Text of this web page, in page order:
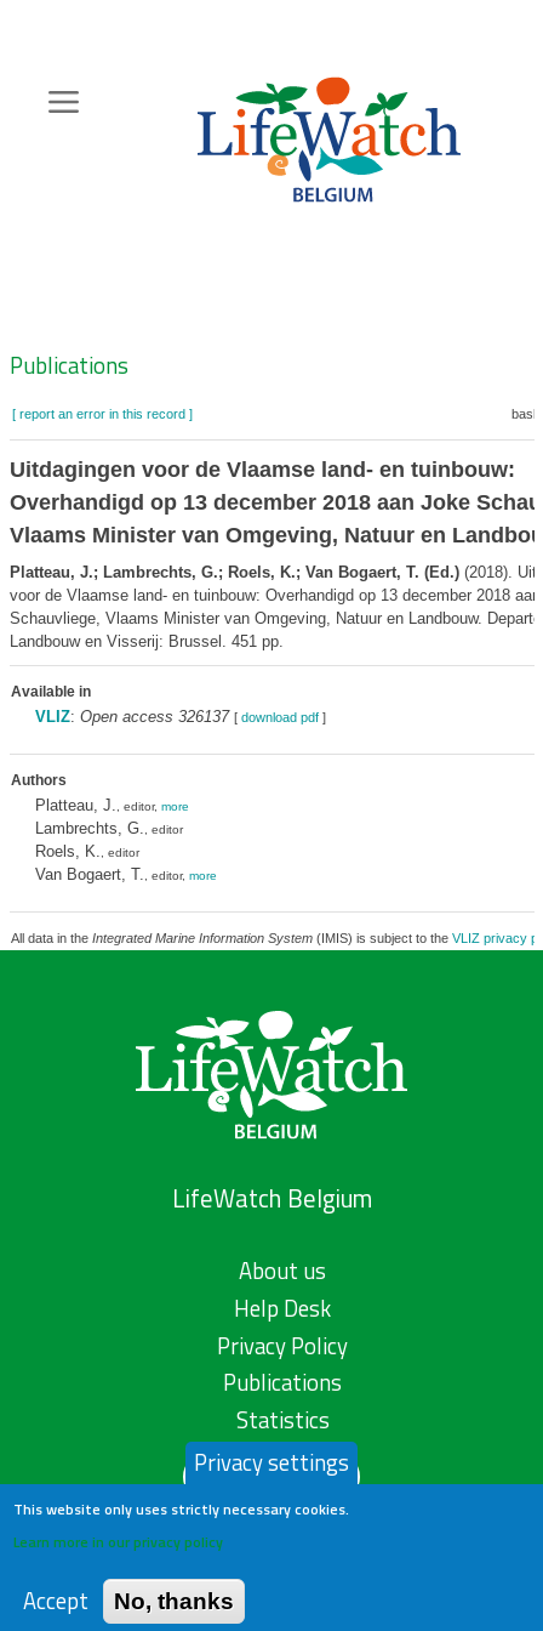
content
Zoeknavigatie
Publications
[ report an error in this record ]
Uitdagingen voor de Vlaamse land- en tuinbouw:
Overhandigd op 13 december 2018 aan Joke
Vlaams Minister van Omgeving, Natuur en
Platteau, J.; Lambrechts, G.; Roels, K.; Van Bogaert, T. (Ed.)(2018).
voor de Vlaamse land- en tuinbouw: Overhandigd op 13 december 2018
Schauvliege, Vlaams Minister van Omgeving, Natuur en Landbouw.
Landbouw en Visserij: Brussel. 451 pp.
Available in
VLIZ: Open access 326137 [ download pdf]
Authors
Platteau, J. , editor, more
Lambrechts, G. , editor
Roels, K. , editor
Van Bogaert, T. , editor, more
All data in the Integrated Marine Information System(IMIS) is subject to the VLIZ privacy
LifeWatch Belgium
About us
Help Desk
Privacy Policy
Publications
Statistics
Contact us
Privacy settings
This website only uses strictly necessary cookies.
Learn more in our privacy policy
Accept No, thanks